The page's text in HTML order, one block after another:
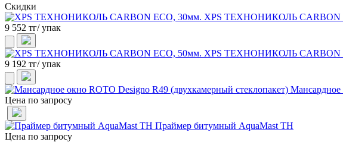
Скидки
XPS ТЕХНОНИКОЛЬ CARBON
9 552 тг/ упак
XPS ТЕХНОНИКОЛЬ CARBON
9 192 тг/ упак
Мансардное
Цена по запросу
Праймер битумный AquaMast ТН
Цена по запросу